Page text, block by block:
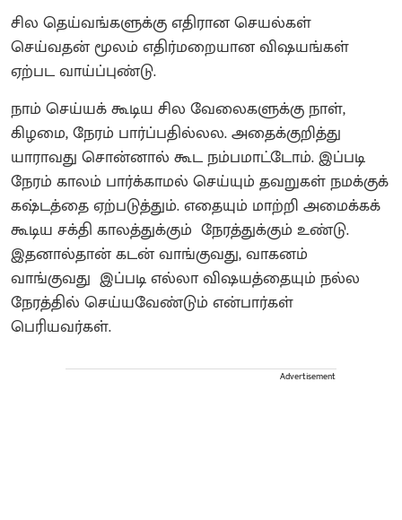
சில தெய்வங்களுக்கு எதிரான செயல்கள்
செய்வதன் மூலம் எதிர்மறையான விஷயங்கள்
ஏற்பட வாய்ப்புண்டு.
நாம் செய்யக் கூடிய சில வேலைகளுக்கு நாள்,
கிழமை, நேரம் பார்ப்பதில்லல‌. அதைக்குறித்து
யாராவது சொன்னால் கூட நம்பமாட்டோம். இப்படி
நேரம் காலம் பார்க்காமல் செய்யும் தவறுகள் நமக்குக்
கஷ்டத்தை ஏற்படுத்தும்‌. எதையும் மாற்றி அமைக்கக்
கூடிய சக்தி காலத்துக்கும் நேரத்துக்கும் உண்டு.
இதனால்தான் கடன் வாங்குவது, வாகனம்
வாங்குவது இப்படி எல்லா விஷயத்தையும் நல்ல
நேரத்தில் செய்யவேண்டும் என்பார்கள்
பெரியவர்கள்.
Advertisement